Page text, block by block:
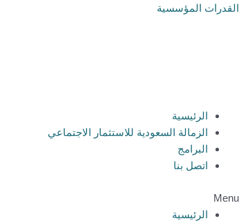
تخطي
القدرات المؤسسية
الرئيسية
الزمالة السعودية للاستثمار الاجتماعي
البرامج
اتصل بنا
Menu
الرئيسية